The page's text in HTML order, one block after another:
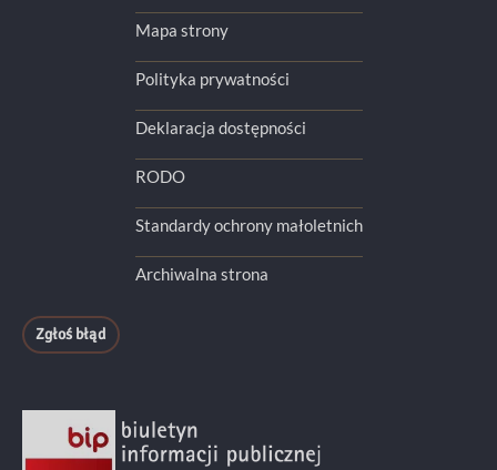
Mapa strony
Polityka prywatności
Deklaracja dostępności
RODO
Standardy ochrony małoletnich
Archiwalna strona
Zgłoś błąd